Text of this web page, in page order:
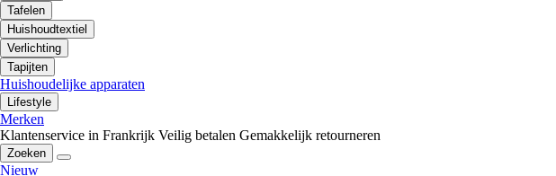
Tafelen
Huishoudtextiel
Verlichting
Tapijten
Huishoudelijke apparaten
Lifestyle
Merken
Klantenservice in Frankrijk Veilig betalen Gemakkelijk retourneren
Zoeken
Nieuw